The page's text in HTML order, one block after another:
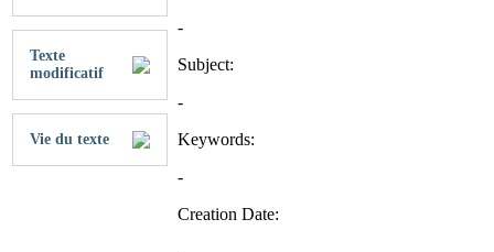
Texte
modificatif
Vie du texte
-
Subject:
-
Keywords:
-
Creation Date: